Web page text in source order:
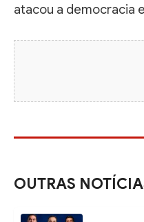
atacou a democracia
OUTRAS